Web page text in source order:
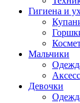
Гигиена и
Мальчики
Девочки